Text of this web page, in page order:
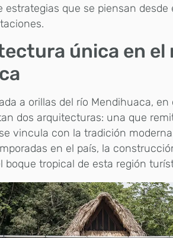
estrategias que se piensan desde
única en el
a orillas del río Mendihuaca,
dos arquitecturas: una que
vincula con la tradición
en el país, la
boque tropical de esta región